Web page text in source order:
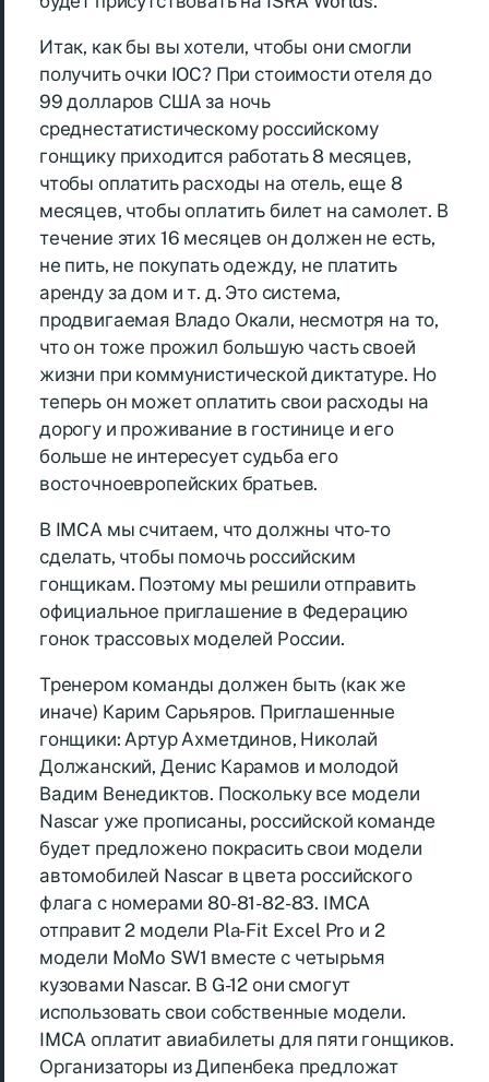
Итак, как бы вы хотели, чтобы они смогли
получить очки IOC? При стоимости отеля до
99 долларов США за ночь
среднестатистическому российскому
гонщику приходится работать 8 месяцев,
чтобы оплатить расходы на отель, еще 8
месяцев, чтобы оплатить билет на самолет. В
течение этих 16 месяцев он должен не есть,
не пить, не покупать одежду, не платить
аренду за дом и т. д. Это система,
продвигаемая Владо Окали, несмотря на то,
что он тоже прожил большую часть своей
жизни при коммунистической диктатуре. Но
теперь он может оплатить свои расходы на
дорогу и проживание в гостинице и его
больше не интересует судьба его
восточноевропейских братьев.
В IMCA мы считаем, что должны что-то
сделать, чтобы помочь российским
гонщикам. Поэтому мы решили отправить
официальное приглашение в Федерацию
гонок трассовых моделей России.
Тренером команды должен быть (как же
иначе) Карим Сарьяров. Приглашенные
гонщики: Артур Ахметдинов, Николай
Должанский, Денис Карамов и молодой
Вадим Венедиктов. Поскольку все модели
Nascar уже прописаны, российской команде
будет предложено покрасить свои модели
автомобилей Nascar в цвета российского
флага с номерами 80-81-82-83. IMCA
отправит 2 модели Pla-Fit Excel Pro и 2
модели MoMo SW1 вместе с четырьмя
кузовами Nascar. В G-12 они смогут
использовать свои собственные модели.
IMCA оплатит авиабилеты для пяти гонщиков.
Организаторы из Дипенбека предложат